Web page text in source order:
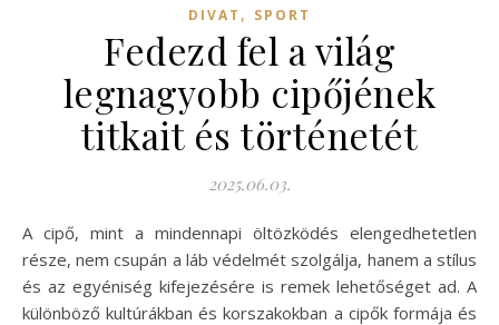
DIVAT , SPORT
Fedezd fel a világ
legnagyobb cipőjének
titkait és történetét
2025.06.03.
A cipő, mint a mindennapi öltözködés elengedhetetlen
része, nem csupán a láb védelmét szolgálja, hanem a stílus
és az egyéniség kifejezésére is remek lehetőséget ad. A
különböző kultúrákban és korszakokban a cipők formája és